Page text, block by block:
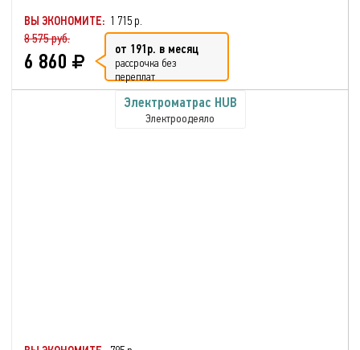
ВЫ ЭКОНОМИТЕ: 1 715 р.
8 575 руб.
6 860 от 191р. в месяц
рассрочка без
переплат
Электроматрас HUB
Электроодеяло